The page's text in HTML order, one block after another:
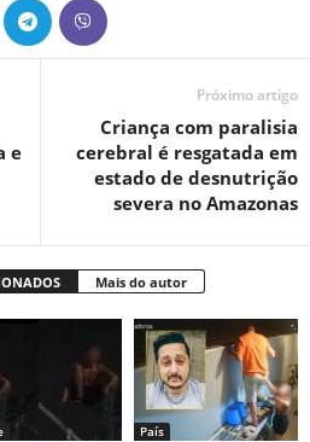
e
Próximo artigo
Criança com paralisia
cerebral é resgatada em
estado de desnutrição
severa no Amazonas
Mais do autor
País